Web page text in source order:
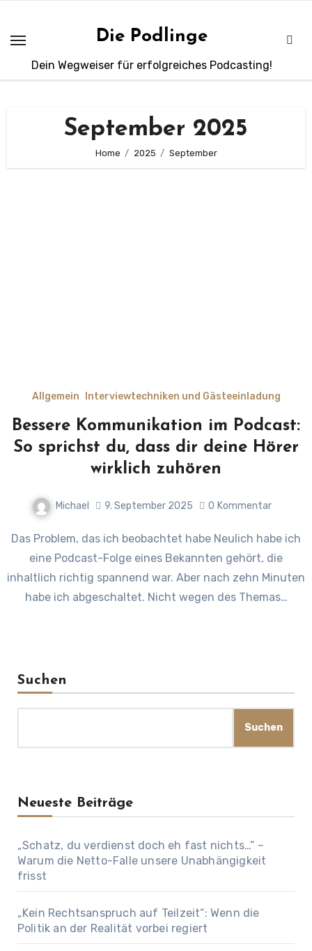
springen
Die Podlinge
Dein Wegweiser für erfolgreiches Podcasting!
September 2025
Home 2025 September
Allgemein Interviewtechniken und Gästeeinladung
Bessere Kommunikation im Podcast:
So sprichst du, dass dir deine Hörer
wirklich zuhören
Michael 9. September 2025 0 Kommentar
Das Problem, das ich beobachtet habe Neulich habe ich
eine Podcast-Folge eines Bekannten gehört, die
inhaltlich richtig spannend war. Aber nach zehn Minuten
habe ich abgeschaltet. Nicht wegen des Themas…
Suchen
Suchen
Neueste Beiträge
„Schatz, du verdienst doch eh fast nichts…“ –
Warum die Netto-Falle unsere Unabhängigkeit
frisst
„Kein Rechtsanspruch auf Teilzeit“: Wenn die
Politik an der Realität vorbei regiert